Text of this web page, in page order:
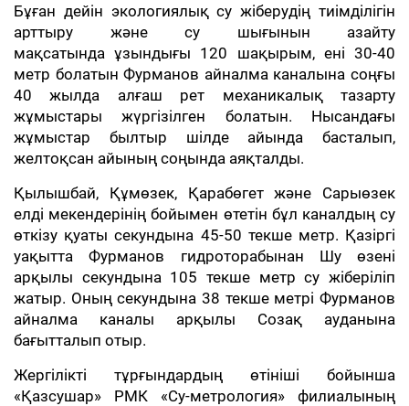
Бұған дейін экологиялық су жіберудің тиімділігін
арттыру және су шығынын азайту
мақсатында ұзындығы 120 шақырым, ені 30-40
метр болатын Фурманов айналма каналына соңғы
40 жылда алғаш рет механикалық тазарту
жұмыстары жүргізілген болатын. Нысандағы
жұмыстар былтыр шілде айында басталып,
желтоқсан айының соңында аяқталды.
Қылышбай, Құмөзек, Қарабөгет және Сарыөзек
елді мекендерінің бойымен өтетін бұл каналдың су
өткізу қуаты секундына 45-50 текше метр. Қазіргі
уақытта Фурманов гидроторабынан Шу өзені
арқылы секундына 105 текше метр су жіберіліп
жатыр. Оның секундына 38 текше метрі Фурманов
айналма каналы арқылы Созақ ауданына
бағытталып отыр.
Жергілікті тұрғындардың өтініші бойынша
«Қазсушар» РМК «Су-метрология» филиалының